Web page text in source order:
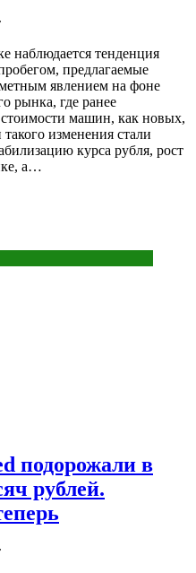
наблюдается тенденция
предлагаемые
явлением на фоне
рынка, где ранее
машин, как новых,
изменения стали
курса рубля, рост
а…
подорожали в
рублей.